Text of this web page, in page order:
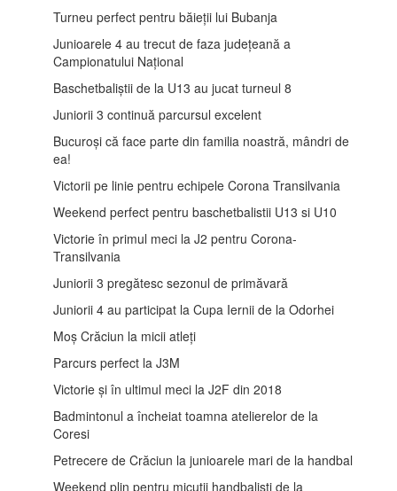
Turneu perfect pentru băieții lui Bubanja
Junioarele 4 au trecut de faza județeană a
Campionatului Național
Baschetbaliștii de la U13 au jucat turneul 8
Juniorii 3 continuă parcursul excelent
Bucuroși că face parte din familia noastră, mândri de
ea!
Victorii pe linie pentru echipele Corona Transilvania
Weekend perfect pentru baschetbalistii U13 si U10
Victorie în primul meci la J2 pentru Corona-
Transilvania
Juniorii 3 pregătesc sezonul de primăvară
Juniorii 4 au participat la Cupa Iernii de la Odorhei
Moș Crăciun la micii atleți
Parcurs perfect la J3M
Victorie și în ultimul meci la J2F din 2018
Badmintonul a încheiat toamna atelierelor de la
Coresi
Petrecere de Crăciun la junioarele mari de la handbal
Weekend plin pentru micuții handbaliști de la